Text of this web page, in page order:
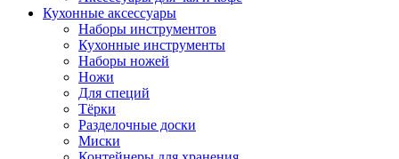
Кухонные аксессуары
Наборы инструментов
Кухонные инструменты
Наборы ножей
Ножи
Для специй
Тёрки
Разделочные доски
Миски